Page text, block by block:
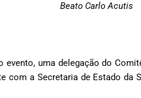
Beato Carlo Acutis
evento, uma delegação do
com a Secretaria de Estado da